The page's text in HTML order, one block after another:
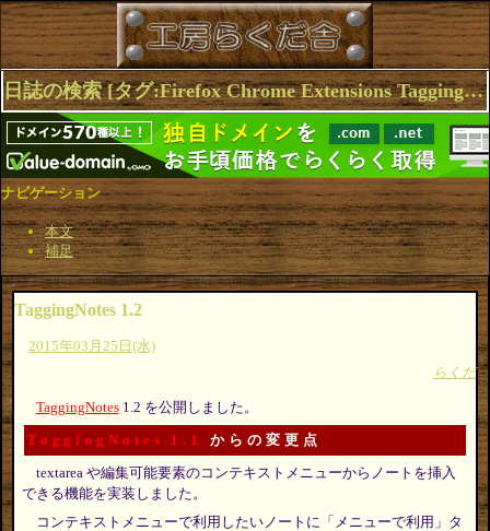
日誌の検索 [タグ:Firefox Chrome Extensions TaggingNotes Browser] 1～1(1件中)
ナビゲーション
本文
補足
TaggingNotes 1.2
2015年03月25日(水)
らくだ
TaggingNotes1.2 を公開しました。
TaggingNotes 1.1 からの変更点
textarea や編集可能要素のコンテキストメニューからノートを挿入
できる機能を実装しました。
コンテキストメニューで利用したいノートに「メニューで利用」タ